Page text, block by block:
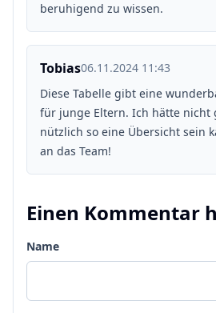
beruhigend zu wissen.
Tobias06.11.2024 11:43
Diese Tabelle gibt eine
für junge Eltern. Ich hätte nicht
nützlich so eine Übersicht sein
an das Team!
Einen Kommentar
Name